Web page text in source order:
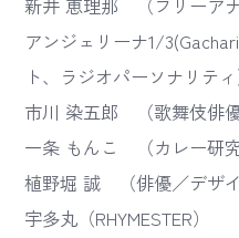
アンジェリーナ1/
ト、ラジオパーソナリティ
市川 染五郎 （歌舞伎俳優
一条 もんこ （カレー研究
植野堀 誠 （俳優／デザイ
宇多丸（RHYMESTER）